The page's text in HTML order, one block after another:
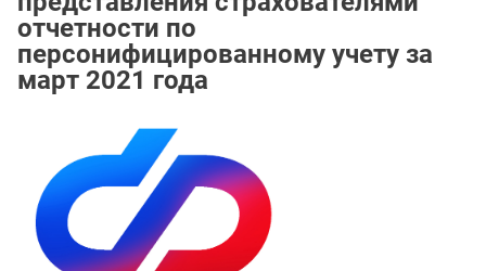
отчетности по
персонифицированному учету за
март 2021 года